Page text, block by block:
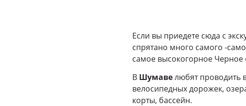
Если вы приедете сюда с
спрятано много самого -
самое высокогорное Черное
В Шумавелюбят проводить
велосипедных дорожек,
корты, бассейн.